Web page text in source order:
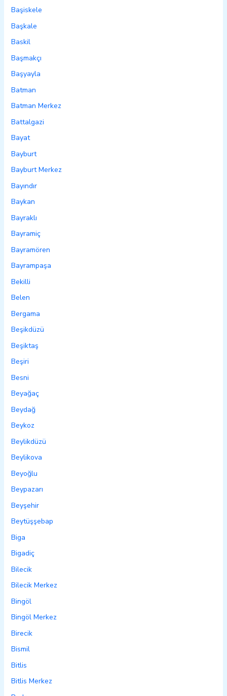
Başiskele
Başkale
Baskil
Başmakçı
Başyayla
Batman
Batman Merkez
Battalgazi
Bayat
Bayburt
Bayburt Merkez
Bayındır
Baykan
Bayraklı
Bayramiç
Bayramören
Bayrampaşa
Bekilli
Belen
Bergama
Beşikdüzü
Beşiktaş
Beşiri
Besni
Beyağaç
Beydağ
Beykoz
Beylikdüzü
Beylikova
Beyoğlu
Beypazarı
Beyşehir
Beytüşşebap
Biga
Bigadiç
Bilecik
Bilecik Merkez
Bingöl
Bingöl Merkez
Birecik
Bismil
Bitlis
Bitlis Merkez